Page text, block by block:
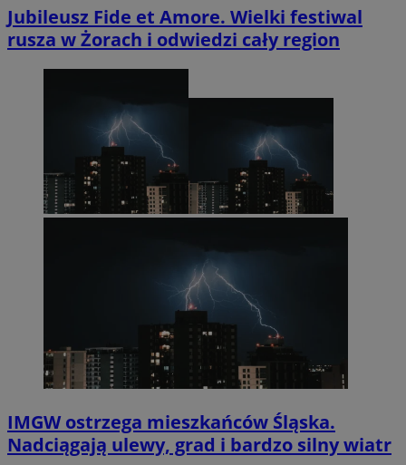
Jubileusz Fide et Amore. Wielki festiwal
rusza w Żorach i odwiedzi cały region
IMGW ostrzega mieszkańców Śląska.
Nadciągają ulewy, grad i bardzo silny wiatr